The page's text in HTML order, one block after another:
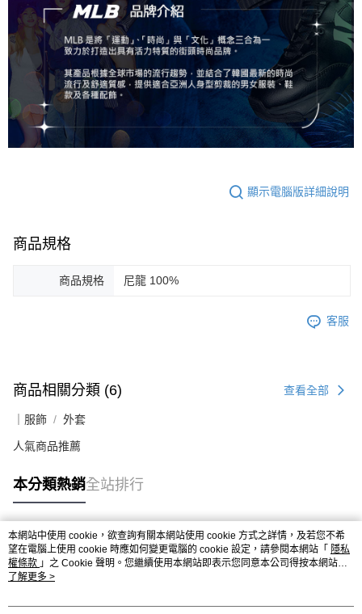
顯示電腦版詳細說明
商品規格
商品規格 尼龍 100%
客服
商品相關分類 (6) 查看全部
｜服飾 外套
人氣商品推薦
本分類熱銷全站排行
熱門標籤
本網站中使用 cookie，欲查詢有關本網站使用 cookie 方式之詳情，及若您不希
望在電腦上使用 cookie 時應如何變更電腦的 cookie 設定，請參閱本網站「 隱私
權條款 」之 Cookie 聲明。您繼續使用本網站即表示您同意本公司得按本網站使
用條款之 Cookie 聲明使用 cookie。
了解更多 >